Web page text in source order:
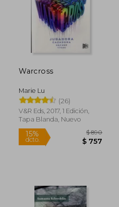
15%
dcto.
Warcross
Marie Lu
(26)
V&R Eds, 2017, 1 Edición,
Tapa Blanda, Nuevo